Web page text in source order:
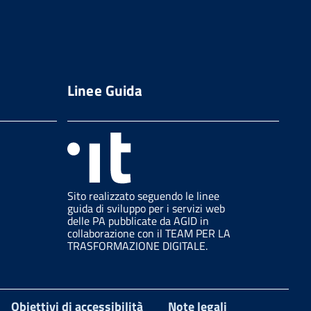
Linee Guida
Sito realizzato seguendo le linee
guida di sviluppo per i servizi web
delle PA pubblicate da AGID in
collaborazione con il TEAM PER LA
TRASFORMAZIONE DIGITALE.
Obiettivi di accessibilità Note legali